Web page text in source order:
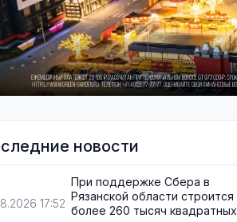
новости
17:52
При поддержке Сбера в
Рязанской области строится
более 260 тысяч квадратных